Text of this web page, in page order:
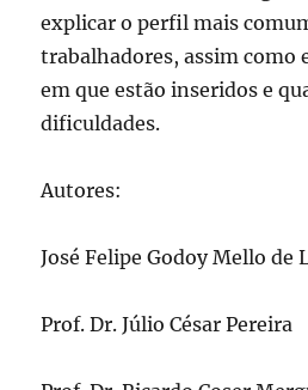
explicar o perfil mais
trabalhadores, assim como
em que estão inseridos e
dificuldades.
Autores:
José Felipe Godoy Mello de
Prof. Dr. Júlio César Pereira